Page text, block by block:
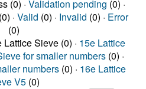
(0) · Validation pending (0) ·
· Valid (0) · Invalid (0) · Error
(0)
Lattice Sieve (0) · 15e Lattice
for smaller numbers (0) ·
numbers (0) · 16e Lattice
V5 (0)